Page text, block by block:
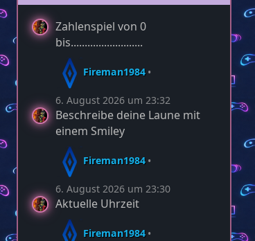
Zahlenspiel von 0
bis..........................
Fireman1984
6. August 2026 um 23:32
Beschreibe deine Laune mit
einem Smiley
Fireman1984
6. August 2026 um 23:30
Aktuelle Uhrzeit
Fireman1984